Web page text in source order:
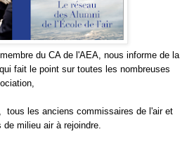
du CA de l'AEA, nous informe de la
fait le point sur toutes les nombreuses
tous les anciens commissaires de l'air et
milieu air à rejoindre.